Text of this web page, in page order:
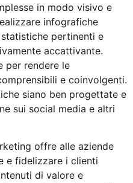
in modo visivo e
infografiche
pertinenti e
accattivante.
per rendere le
e coinvolgenti.
siano ben progettate e
sui social media e altri
offre alle aziende
e fidelizzare i clienti
di valore e